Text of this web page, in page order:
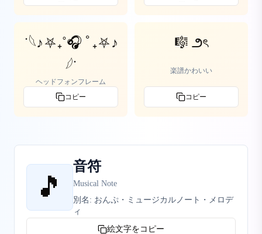
˙𓆩♪⛧₊˚🎧 ﾟ₊⛧♪
𓆪˙
ヘッドフォンフレーム
コピー
🎼 ౨ৎ
楽譜かわいい
コピー
🎵
音符
Musical Note
別名: おんぷ・ミュージカルノート・メロデ
ィ
絵文字をコピー